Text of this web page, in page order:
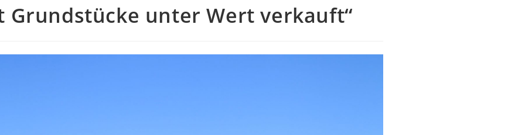
Grundstücke unter Wert verkauft“